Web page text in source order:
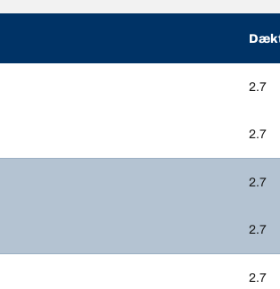
2.7
2.7
2.7
2.7
2.7